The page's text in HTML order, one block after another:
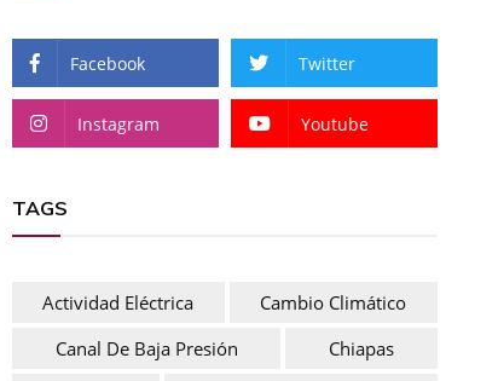
Facebook Twitter
Instagram Youtube
TAGS
Actividad Eléctrica
Cambio Climático
Canal De Baja Presión
Chiapas